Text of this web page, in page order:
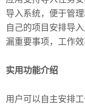
导入系统，便于管
自己的项目安排导
漏重要事项，工作
实用功能介绍
用户可以自主安排